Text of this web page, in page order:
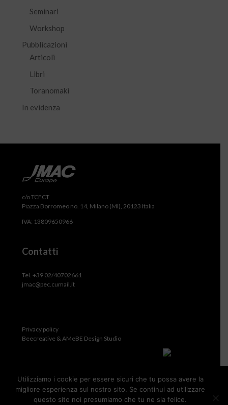
Seminari
Workshop
Pubblicazioni
Articoli
Libri
Toranomaki
In evidenza
c/o TCFCT
Piazza Borromeo no. 14, Milano (MI), 20123 Italia
IVA: 13809650966
Contatti
Tel. +39 02/40702661
jmac@pec.cumail.it
Privacy policy
Beecreative & AMeBE Design Studio
Utilizziamo i cookie per essere sicuri che tu possa avere la
migliore esperienza sul nostro sito. Se continui ad utilizzare
questo sito noi presumiamo che tu ne sia felice.